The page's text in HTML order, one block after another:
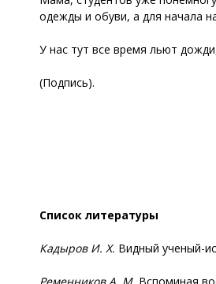
одежды и обуви, а для начала
У нас тут все время льют
(Подпись).
Список литературы
Кадыров И. Х. Видный ученый-